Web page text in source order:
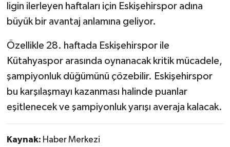
ligin ilerleyen haftaları için Eskişehirspor adına
büyük bir avantaj anlamına geliyor.
Özellikle 28. haftada Eskişehirspor ile
Kütahyaspor arasında oynanacak kritik mücadele,
şampiyonluk düğümünü çözebilir. Eskişehirspor
bu karşılaşmayı kazanması halinde puanlar
eşitlenecek ve şampiyonluk yarışı averaja kalacak.
Kaynak: Haber Merkezi